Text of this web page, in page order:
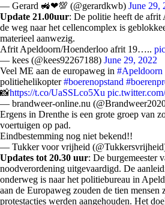
— Gerard 🚜❤💯 (@gerardkwb) June 29,
Update 21.00uur: De politie heeft de afrit
de weg naar het cellencomplex is
materieel aanwezig.
Afrit Apeldoorn/Hoenderloo afrit 19…..
— kees (@kees92267188) June 29, 2022
Veel ME aan de europaweg in #Apeldoorn
politiehelikopter#boerenopstand
📸https://t.co/UaSSLco5Xu
— brandweer-online.nu
Ergens in Drenthe is een grote groep van
voertuigen op pad.
Eindbestemming nog niet bekend!!
— Tukker voor vrijheid
Updates tot 20.30 uur: De burgemeester
noodverordening uitgevaardigd. De
onderweg is naar het politiebureau in
aan de Europaweg zouden de tien
protestacties werden aangehouden. Het